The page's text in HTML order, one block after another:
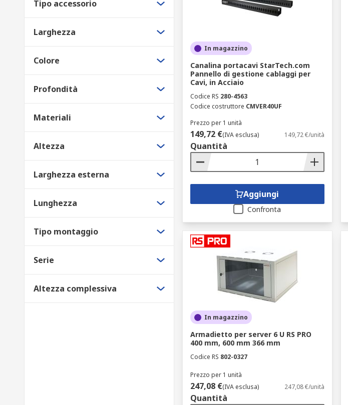
Tipo accessorio
Larghezza
Colore
Profondità
Materiali
Altezza
Larghezza esterna
Lunghezza
Tipo montaggio
Serie
Altezza complessiva
In magazzino
Canalina portacavi StarTech.com
Pannello di gestione cablaggi per
Cavi, in Acciaio
Codice RS 280-4563
Codice costruttore CMVER40UF
Prezzo per 1 unità
149,72 €(IVA esclusa) 149,72 €/unità
Quantità
Aggiungi
Confronta
In magazzino
Armadietto per server 6 U RS PRO
400 mm, 600 mm 366 mm
Codice RS 802-0327
Prezzo per 1 unità
247,08 €(IVA esclusa) 247,08 €/unità
Quantità